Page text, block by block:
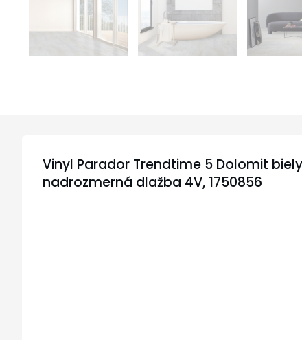
Vinyl Parador Trendtime 5 Dolomit
nadrozmerná dlažba 4V, 1750856